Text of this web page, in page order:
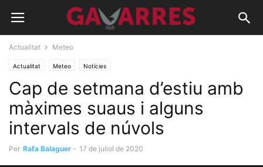
Actualitat Meteo
Actualitat Meteo Notícies
Cap de setmana d’estiu amb
màximes suaus i alguns
intervals de núvols
Per Rafa Balaguer - 17 de juliol de 2020